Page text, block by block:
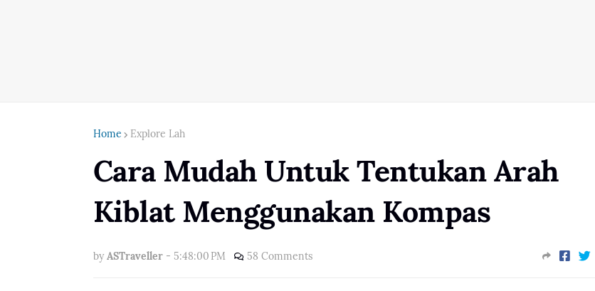
Home Explore Lah
Cara Mudah Untuk Tentukan Arah
Kiblat Menggunakan Kompas
by ASTraveller - 5:48:00 PM 58 Comments